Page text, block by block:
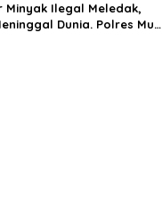
Minyak Ilegal Meledak,
Dunia. Polres Musi